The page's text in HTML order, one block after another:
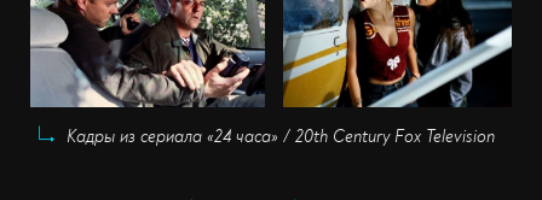
Кадры из сериала «24 часа» / 20th Century Fox Television